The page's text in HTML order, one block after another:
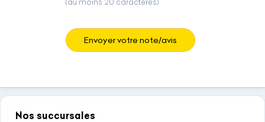
Envoyer votre note/avis
Nos succursales